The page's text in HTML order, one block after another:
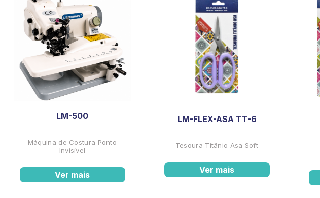
LM-500
Máquina de Costura Ponto
Invisível
Ver mais
LM-FLEX-ASA TT-6
Tesoura Titânio Asa Soft
Ver mais